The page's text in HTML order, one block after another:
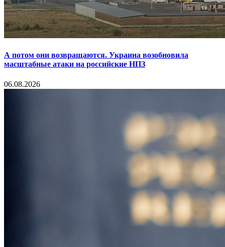
А потом они возвращаются. Украина возобновила
масштабные атаки на российские НПЗ
06.08.2026